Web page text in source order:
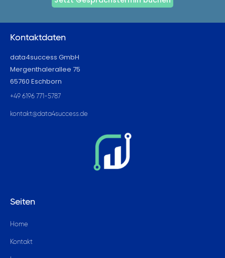
Kontaktdaten
data4success GmbH
Mergenthalerallee 75
65760 Eschborn
+49 6196 771-5787
kontakt@data4success.de
Seiten
Home
Kontakt